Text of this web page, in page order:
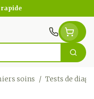
soins / Tests de